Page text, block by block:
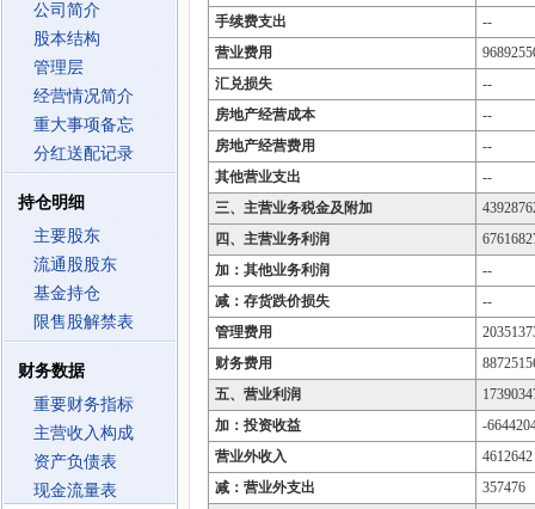
公司简介
股本结构
管理层
经营情况简介
重大事项备忘
分红送配记录
持仓明细
主要股东
流通股股东
基金持仓
限售股解禁表
财务数据
重要财务指标
主营收入构成
资产负债表
现金流量表
手续费支出
--
营业费用
汇兑损失
--
房地产经营成本
--
房地产经营费用
--
其他营业支出
--
三、主营业务税金及附加
四、主营业务利润
加：其他业务利润
--
减：存货跌价损失
--
管理费用
财务费用
五、营业利润
加：投资收益
-
营业外收入
4612642
减：营业外支出
357476